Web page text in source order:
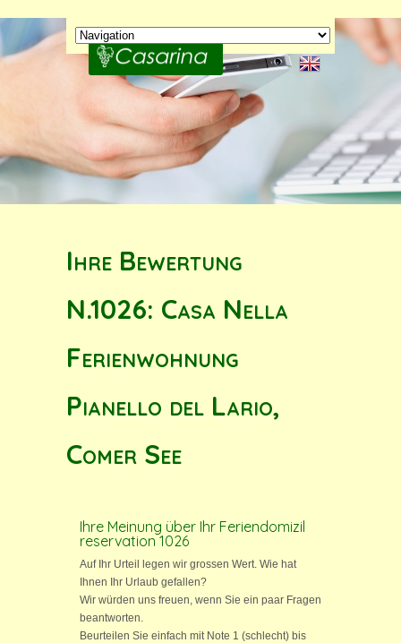
Ihre Bewertung
N.1026: Casa Nella
Ferienwohnung
Pianello del Lario,
Comer See
Ihre Meinung über Ihr Feriendomizil
reservation 1026
Auf Ihr Urteil legen wir grossen Wert. Wie hat
Ihnen Ihr Urlaub gefallen?
Wir würden uns freuen, wenn Sie ein paar Fragen
beantworten.
Beurteilen Sie einfach mit Note 1 (schlecht) bis